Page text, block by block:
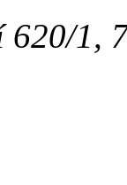
620/1,